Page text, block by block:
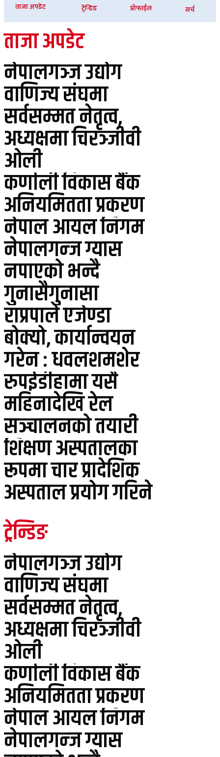
ताजा अपडेट ट्रेन्डिङ प्रोफाईल सर्च
ताजा अपडेट
नेपालगञ्ज उद्योग
वाणिज्य संघमा
सर्वसम्मत नेतृत्व,
अध्यक्षमा चिरञ्जीवी
ओली
कर्णाली विकास बैंक
अनियमितता प्रकरण
नेपाल आयल निगम
नेपालगन्ज ग्यास
नपाएको भन्दै
गुनासैगुनासा
राप्रपाले एजेण्डा
बोक्यो, कार्यान्वयन
गरेन : धवलशमशेर
रुपईडीहामा यसै
महिनादेखि रेल
सञ्चालनको तयारी
शिक्षण अस्पतालका
रूपमा चार प्रादेशिक
अस्पताल प्रयोग गरिने
ट्रेन्डिङ
नेपालगञ्ज उद्योग
वाणिज्य संघमा
सर्वसम्मत नेतृत्व,
अध्यक्षमा चिरञ्जीवी
ओली
कर्णाली विकास बैंक
अनियमितता प्रकरण
नेपाल आयल निगम
नेपालगन्ज ग्यास